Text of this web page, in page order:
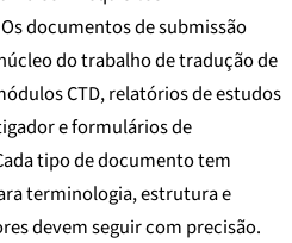
documentos de submissão
do trabalho de tradução de
CTD, relatórios de estudos
e formulários de
tipo de documento tem
terminologia, estrutura e
devem seguir com precisão.